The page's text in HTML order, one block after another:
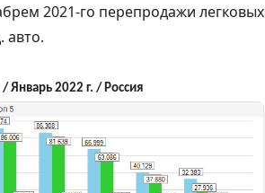
2021-го перепродажи легковых
авто.
Январь 2022 г. / Россия